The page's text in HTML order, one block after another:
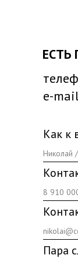
Как к
Пара
ЕСТЬ
e-